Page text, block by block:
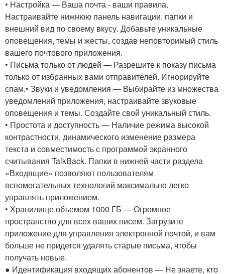
• Настройка — Ваша почта - ваши правила.
Настраивайте нижнюю панель навигации, папки и
внешний вид по своему вкусу. Добавьте уникальные
оповещения, темы и жесты, создав неповторимый стиль
вашего почтового приложения.
• Письма только от людей — Разрешите к показу письма
только от избранных вами отправителей. Игнорируйте
спам.• Звуки и уведомления — Выбирайте из множества
уведомлений приложения, настраивайте звуковые
оповещения и темы. Создайте свой уникальный стиль.
• Простота и доступность — Наличие режима высокой
контрастности, динамического изменение размера
текста и совместимость с программой экранного
считывания TalkBack. Папки в нижней части раздела
«Входящие» позволяют пользователям
вспомогательных технологий максимально легко
управлять приложением.
• Хранилище объемом 1000 ГБ — Огромное
пространство для всех ваших писем. Загрузите
приложение для управления электронной почтой, и вам
больше не придется удалять старые письма, чтобы
получать новые.
● Идентификация входящих абонентов — Не знаете, кто